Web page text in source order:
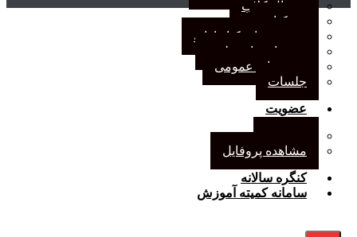
ژورنال کلاب
نقد کتاب
دورهمی‌های کتابدارانه
سخنرانی‌های علمی
مجمع‌های عمومی
جلسات
عضویت
مشاهده پروفایل
کنگره سالانه
سامانه کمیته آموزش